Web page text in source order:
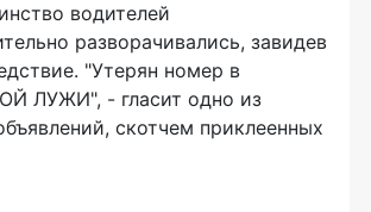
водителей
разворачивались, завидев
"Утерян номер в
ЛУЖИ", - гласит одно из
скотчем приклеенных